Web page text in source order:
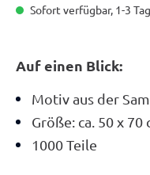
Sofort verfügbar, 1-3
Auf einen Blick:
Motiv aus der
Größe: ca. 50 x 70
1000 Teile